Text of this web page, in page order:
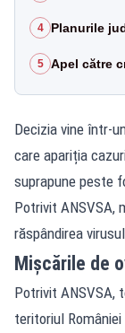
4 Planurile
5 Apel către
Decizia vine într-
care apariția
suprapune peste
Potrivit ANSVSA,
răspândirea
Mișcările de
Potrivit ANSVSA,
teritoriul